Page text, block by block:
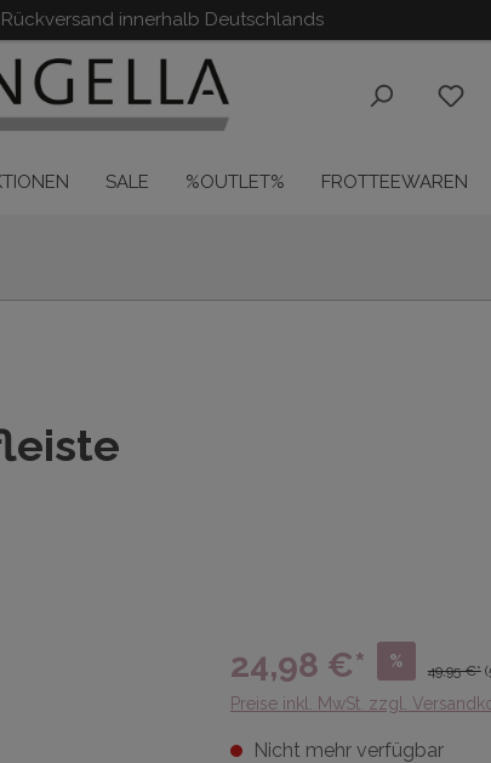
innerhalb Deutschlands
SALE %OUTLET% FROTTEEWAREN
24,98 €* %
49,95 €*
Preise inkl. MwSt. zzgl.
Nicht mehr verfügbar